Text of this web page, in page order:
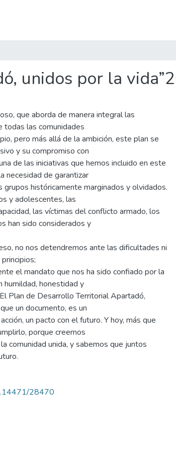
unidos por la
que aborda de manera integral las
todas las comunidades
pero más allá de la ambición, este plan se
y su compromiso con
de las iniciativas que hemos incluido en este
necesidad de garantizar
grupos históricamente marginados y olvidados.
y adolescentes, las
las víctimas del conflicto armado, los
han sido considerados y
no nos detendremos ante las dificultades ni
el mandato que nos ha sido confiado por la
humildad, honestidad y
Plan de Desarrollo Territorial Apartadó,
un documento, es un
un pacto con el futuro. Y hoy, más que
porque creemos
comunidad unida, y sabemos que juntos
28470